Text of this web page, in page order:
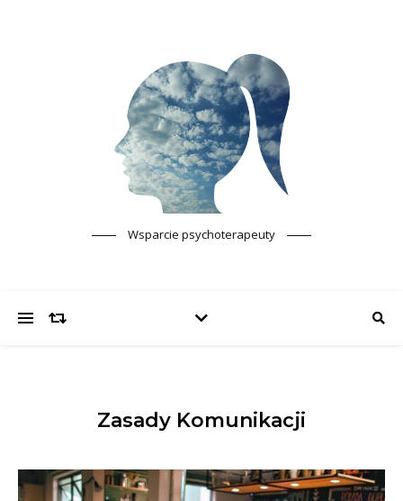
Wsparcie psychoterapeuty
Zasady Komunikacji